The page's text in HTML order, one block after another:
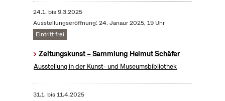
24.1. bis9.3.2025
Ausstellungseröffnung: 24. Janaur 2025, 19 Uhr
Eintritt frei
Zeitungskunst – Sammlung Helmut Schäfer
Ausstellung in der Kunst- und Museumsbibliothek
31.1. bis11.4.2025